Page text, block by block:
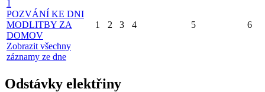
1
POZVÁNÍ KE DNI
MODLITBY ZA
DOMOV
Zobrazit všechny
záznamy ze dne
1 2 3 4 5 6
Odstávky elektřiny